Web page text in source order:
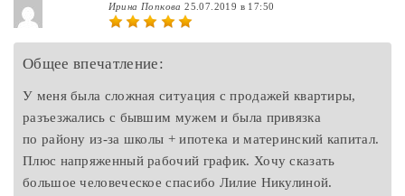
Ирина Попкова25.07.2019 в 17:50
Общее впечатление:
У меня была сложная ситуация с продажей квартиры,
разъезжались с бывшим мужем и была привязка
по району из-за школы + ипотека и материнский капитал.
Плюс напряженный рабочий график. Хочу сказать
большое человеческое спасибо Лилие Никулиной.